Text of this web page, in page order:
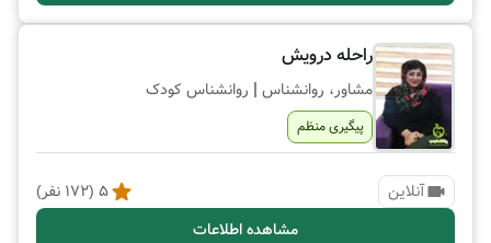
راحله درویش
مشاور، روانشناس | روانشناس کودک
پیگیری منظم
آنلاین 5
(
172 نفر)
مشاهده اطلاعات